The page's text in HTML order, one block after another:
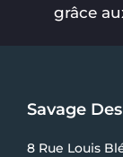
grâce
Savage
8 Rue Louis